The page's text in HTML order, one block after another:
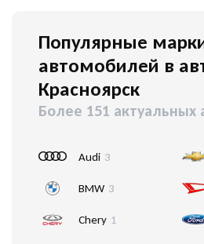
Популярные
автомобилей в
Красноярск
Более 151 актуальных
Audi 3
BMW 3
Chery 1